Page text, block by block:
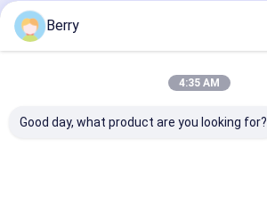
Berry
4:35 AM
Good day, what product are you looking for?